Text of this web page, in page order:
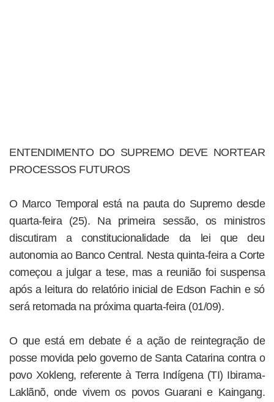
ENTENDIMENTO DO SUPREMO DEVE NORTEAR
PROCESSOS FUTUROS
O Marco Temporal está na pauta do Supremo desde
quarta-feira (25). Na primeira sessão, os ministros
discutiram a constitucionalidade da lei que deu
autonomia ao Banco Central. Nesta quinta-feira a Corte
começou a julgar a tese, mas a reunião foi suspensa
após a leitura do relatório inicial de Edson Fachin e só
será retomada na próxima quarta-feira (01/09).
O que está em debate é a ação de reintegração de
posse movida pelo governo de Santa Catarina contra o
povo Xokleng, referente à Terra Indígena (TI) Ibirama-
Laklãnõ, onde vivem os povos Guarani e Kaingang.